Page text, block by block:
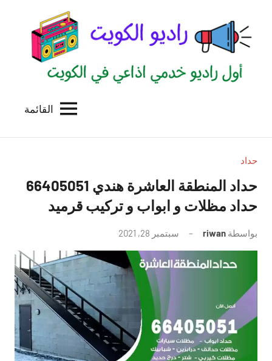
المحتوى
الكويت
للاعلانات
بالكويت
القائمة
حداد
حداد المنطقة العاشرة هندي 66405051
حداد مظلات و ابواب و تركيب قرميد
بواسطة riwan سبتمبر 28, 2021
توجد
تعليقات